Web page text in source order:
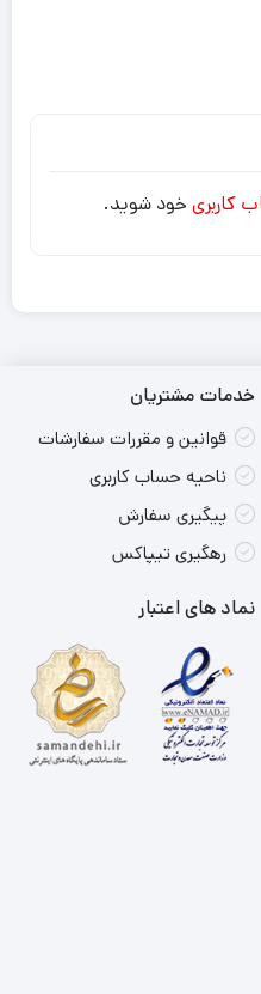
کاربری خود شوید.
خدمات مشتریان
قوانین و مقررات سفارشات
ناحیه حساب کاربری
پیگیری سفارش
رهگیری تیپاکس
نماد های اعتبار